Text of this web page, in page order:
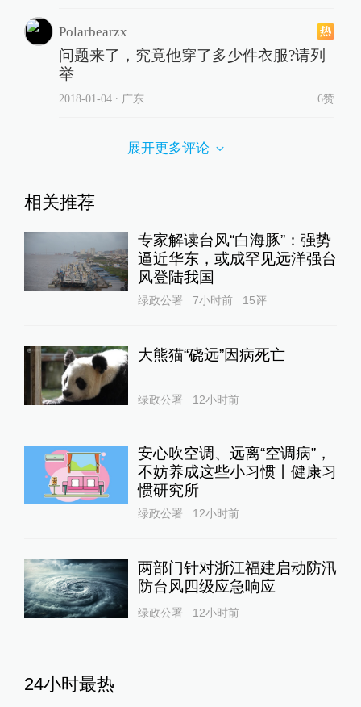
Polarbearzx
问题来了，究竟他穿了多少件衣服?请列
举
2018-01-04∙ 广东 6赞
展开更多评论
相关推荐
专家解读台风“白海豚”：强势
逼近华东，或成罕见远洋强台
风登陆我国
绿政公署 7小时前 15评
大熊猫“硗远”因病死亡
绿政公署 12小时前
安心吹空调、远离“空调病”，
不妨养成这些小习惯丨健康习
惯研究所
绿政公署 12小时前
两部门针对浙江福建启动防汛
防台风四级应急响应
绿政公署 12小时前
24小时最热